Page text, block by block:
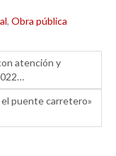
, Obra pública
atención y
puente carretero»